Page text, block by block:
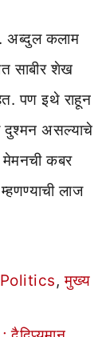
कलाम
साबीर शेख
पण इथे राहून
दुश्मन असल्याचे
मेमनची कबर
लाज
Politics,मुख्य